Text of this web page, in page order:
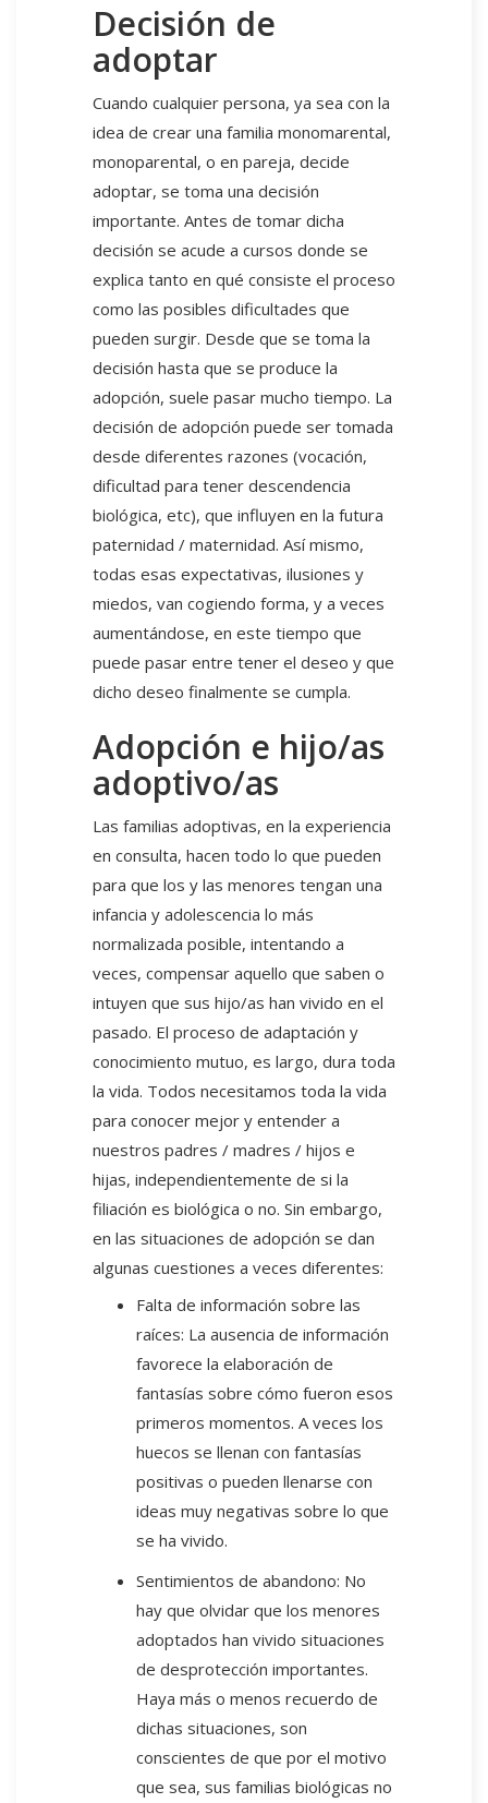
Decisión de
adoptar
Cuando cualquier persona, ya sea con la
idea de crear una familia monomarental,
monoparental, o en pareja, decide
adoptar, se toma una decisión
importante. Antes de tomar dicha
decisión se acude a cursos donde se
explica tanto en qué consiste el proceso
como las posibles dificultades que
pueden surgir. Desde que se toma la
decisión hasta que se produce la
adopción, suele pasar mucho tiempo. La
decisión de adopción puede ser tomada
desde diferentes razones (vocación,
dificultad para tener descendencia
biológica, etc), que influyen en la futura
paternidad / maternidad. Así mismo,
todas esas expectativas, ilusiones y
miedos, van cogiendo forma, y a veces
aumentándose, en este tiempo que
puede pasar entre tener el deseo y que
dicho deseo finalmente se cumpla.
Adopción e hijo/as
adoptivo/as
Las familias adoptivas, en la experiencia
en consulta, hacen todo lo que pueden
para que los y las menores tengan una
infancia y adolescencia lo más
normalizada posible, intentando a
veces, compensar aquello que saben o
intuyen que sus hijo/as han vivido en el
pasado. El proceso de adaptación y
conocimiento mutuo, es largo, dura toda
la vida. Todos necesitamos toda la vida
para conocer mejor y entender a
nuestros padres / madres / hijos e
hijas, independientemente de si la
filiación es biológica o no. Sin embargo,
en las situaciones de adopción se dan
algunas cuestiones a veces diferentes:
Falta de información sobre las
raíces: La ausencia de información
favorece la elaboración de
fantasías sobre cómo fueron esos
primeros momentos. A veces los
huecos se llenan con fantasías
positivas o pueden llenarse con
ideas muy negativas sobre lo que
se ha vivido.
Sentimientos de abandono: No
hay que olvidar que los menores
adoptados han vivido situaciones
de desprotección importantes.
Haya más o menos recuerdo de
dichas situaciones, son
conscientes de que por el motivo
que sea, sus familias biológicas no